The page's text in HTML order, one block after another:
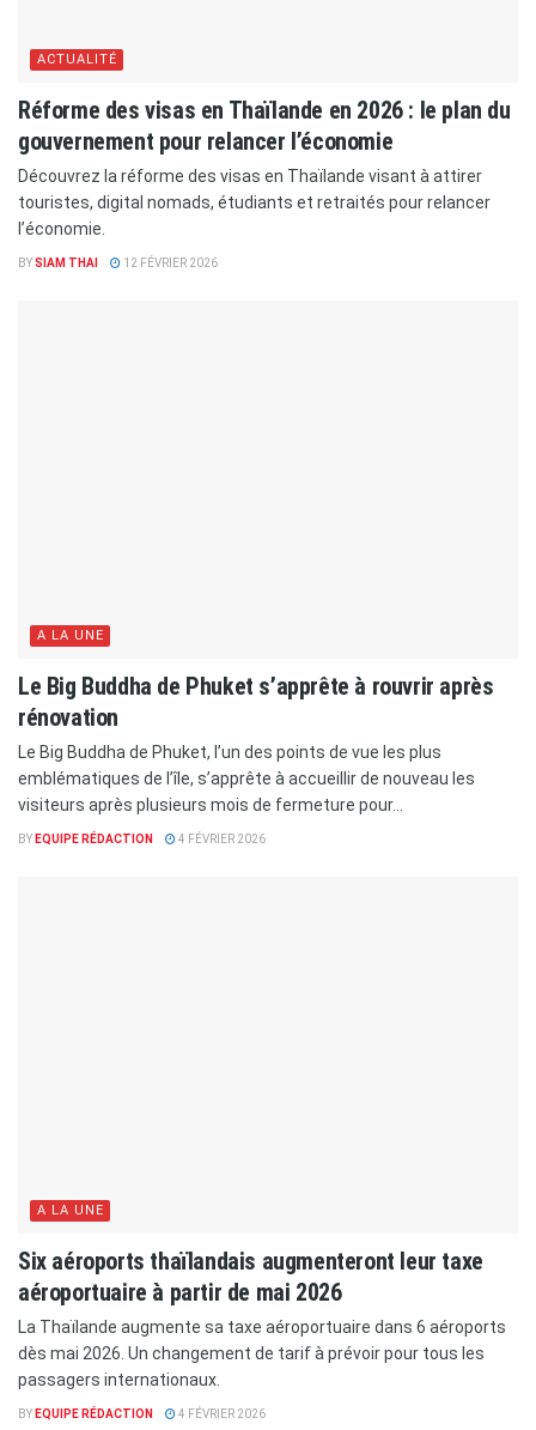
ACTUALITÉ
​Réforme des visas en Thaïlande en 2026 : le plan du
gouvernement pour relancer l’économie
Découvrez la réforme des visas en Thaïlande visant à attirer
touristes, digital nomads, étudiants et retraités pour relancer
l’économie.
BYSIAM THAI 12 FÉVRIER 2026
A LA UNE
Le Big Buddha de Phuket s’apprête à rouvrir après
rénovation
Le Big Buddha de Phuket, l’un des points de vue les plus
emblématiques de l’île, s’apprête à accueillir de nouveau les
visiteurs après plusieurs mois de fermeture pour...
BY EQUIPE RÉDACTION 4 FÉVRIER 2026
A LA UNE
Six aéroports thaïlandais augmenteront leur taxe
aéroportuaire à partir de mai 2026
La Thaïlande augmente sa taxe aéroportuaire dans 6 aéroports
dès mai 2026. Un changement de tarif à prévoir pour tous les
passagers internationaux.
BY EQUIPE RÉDACTION 4 FÉVRIER 2026